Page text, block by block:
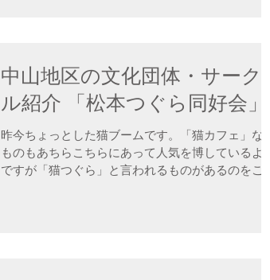
中山地区の文化団体・サーク
ル紹介 「松本つぐら同好会」
昨今ちょっとした猫ブームです。「猫カフェ」なる
ものもあちらこちらにあって人気を博しているよう
ですが「猫つぐら」と言われるものがあるのをご存